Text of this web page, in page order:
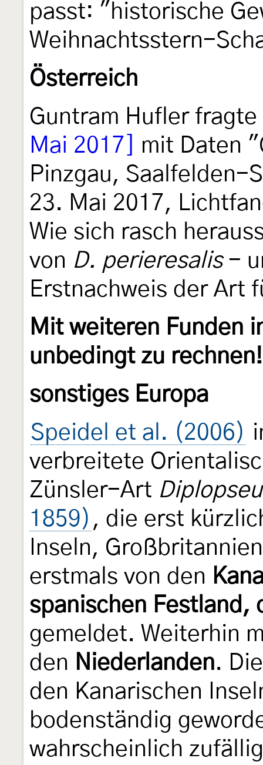
passt: "historische
Weihnachtsstern-
Österreich
Guntram Hufler
Mai 2017]
mit Daten
Pinzgau, Saalfelden-
23. Mai 2017,
Wie sich rasch
von D. perieresalis-
Erstnachweis der Art
Mit weiteren Funden
unbedingt zu rechnen!
sonstiges Europa
Speidel et al. (2006)
verbreitete
Zünsler-Art
1859) , die erst
Inseln,
erstmals von den
spanischen Festland,
gemeldet. Weiterhin
den Niederlanden.
den Kanarischen
bodenständig
wahrscheinlich